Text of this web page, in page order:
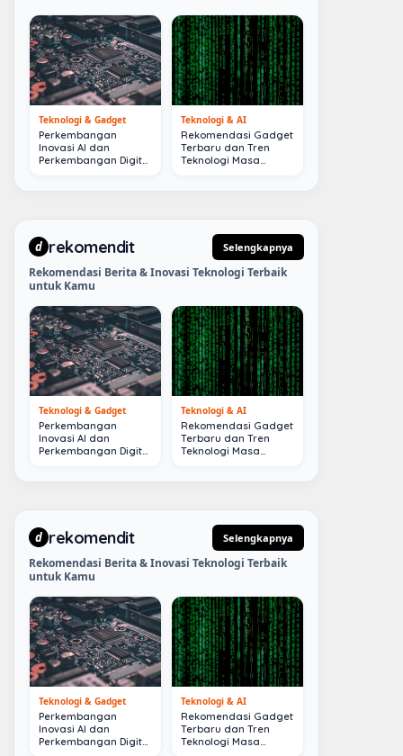
Teknologi & Gadget
Perkembangan
Inovasi AI dan
Perkembangan Digital
Teknologi & AI
Rekomendasi Gadget
Terbaru dan Tren
Teknologi Masa
d rekomendit Selengkapnya
Rekomendasi Berita & Inovasi Teknologi Terbaik
untuk Kamu
Teknologi & Gadget
Perkembangan
Inovasi AI dan
Perkembangan Digital
Teknologi & AI
Rekomendasi Gadget
Terbaru dan Tren
Teknologi Masa
d rekomendit Selengkapnya
Rekomendasi Berita & Inovasi Teknologi Terbaik
untuk Kamu
Teknologi & Gadget
Perkembangan
Inovasi AI dan
Perkembangan Digital
Teknologi & AI
Rekomendasi Gadget
Terbaru dan Tren
Teknologi Masa